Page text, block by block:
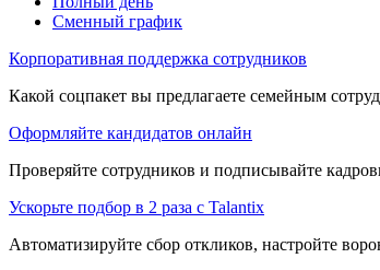
Сменный график
Корпоративная поддержка сотрудников
Какой соцпакет вы предлагаете семейным
Оформляйте кандидатов онлайн
Проверяйте сотрудников и подписывайте
Ускорьте подбор в 2 раза с Talantix
Автоматизируйте сбор откликов, настройте